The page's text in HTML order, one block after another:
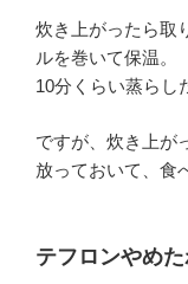
炊き上がったら取
ルを巻いて保温。
10分くらい蒸らし
ですが、炊き上が
放っておいて、食
テフロンやめ